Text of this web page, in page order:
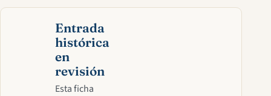
Entrada
histórica
en
revisión
Esta ficha